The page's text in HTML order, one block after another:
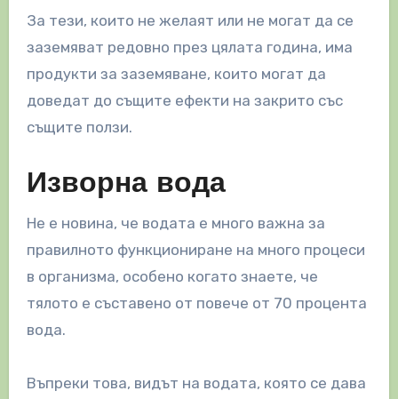
За тези, които не желаят или не могат да се
заземяват редовно през цялата година, има
продукти за заземяване, които могат да
доведат до същите ефекти на закрито със
същите ползи.
Изворна вода
Не е новина, че водата е много важна за
правилното функциониране на много процеси
в организма, особено когато знаете, че
тялото е съставено от повече от 70 процента
вода.
Въпреки това, видът на водата, която се дава